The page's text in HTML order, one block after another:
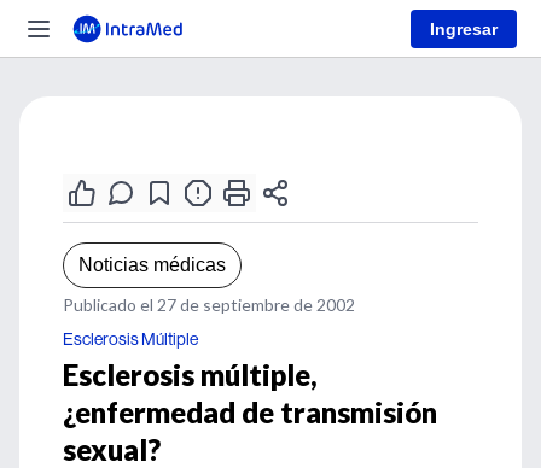
Ingresar
Noticias médicas
Publicado el 27 de septiembre de 2002
Esclerosis Múltiple
Esclerosis múltiple,
¿enfermedad de transmisión
sexual?